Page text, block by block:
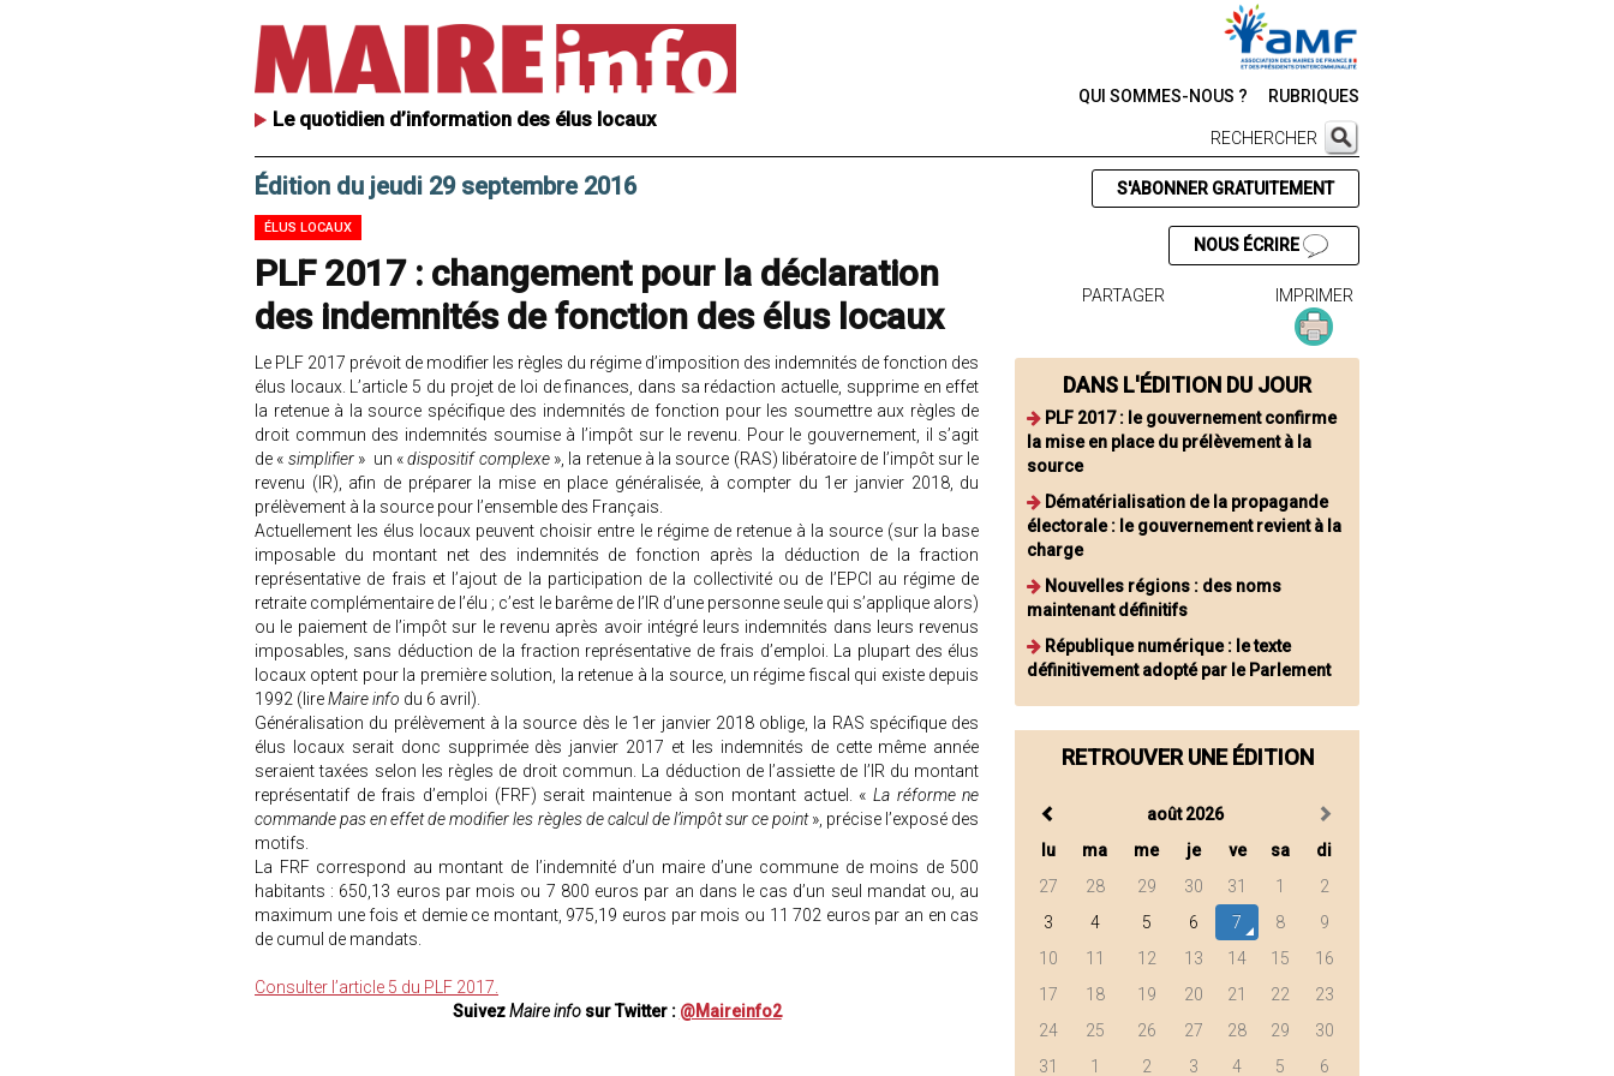
Le quotidien d’information des élus locaux
QUI SOMMES-NOUS ? RUBRIQUES
RECHERCHER
Édition du jeudi 29 septembre 2016
ÉLUS LOCAUX
PLF 2017 : changement pour la déclaration
des indemnités de fonction des élus locaux
Le PLF 2017 prévoit de modifier les règles du régime d’imposition des indemnités de fonction des
élus locaux. L’article 5 du projet de loi de finances, dans sa rédaction actuelle, supprime en effet
la retenue à la source spécifique des indemnités de fonction pour les soumettre aux règles de
droit commun des indemnités soumise à l’impôt sur le revenu. Pour le gouvernement, il s’agit
de « simplifier» un «dispositif complexe», la retenue à la source (RAS) libératoire de l’impôt sur le
revenu (IR), afin de préparer la mise en place généralisée, à compter du 1er janvier 2018, du
prélèvement à la source pour l’ensemble des Français.
Actuellement les élus locaux peuvent choisir entre le régime de retenue à la source (sur la base
imposable du montant net des indemnités de fonction après la déduction de la fraction
représentative de frais et l’ajout de la participation de la collectivité ou de l’EPCI au régime de
retraite complémentaire de l’élu ; c’est le barême de l’IR d’une personne seule qui s’applique alors)
ou le paiement de l’impôt sur le revenu après avoir intégré leurs indemnités dans leurs revenus
imposables, sans déduction de la fraction représentative de frais d’emploi. La plupart des élus
locaux optent pour la première solution, la retenue à la source, un régime fiscal qui existe depuis
1992 (lireMaire info du 6 avril).
Généralisation du prélèvement à la source dès le 1er janvier 2018 oblige, la RAS spécifique des
élus locaux serait donc supprimée dès janvier 2017 et les indemnités de cette même année
seraient taxées selon les règles de droit commun. La déduction de l’assiette de l’IR du montant
représentatif de frais d’emploi (FRF) serait maintenue à son montant actuel. « La réforme ne
commande pas en effet de modifier les règles de calcul de l’impôt sur ce point», précise l’exposé des
motifs.
La FRF correspond au montant de l’indemnité d’un maire d’une commune de moins de 500
habitants : 650,13 euros par mois ou 7 800 euros par an dans le cas d’un seul mandat ou, au
maximum une fois et demie ce montant, 975,19 euros par mois ou 11 702 euros par an en cas
de cumul de mandats.
Consulter l’article 5 du PLF 2017.
SuivezMaire infosur Twitter : @Maireinfo2
S'ABONNER GRATUITEMENT
NOUS ÉCRIRE
PARTAGER IMPRIMER
DANS L'ÉDITION DU JOUR
PLF 2017 : le gouvernement confirme
la mise en place du prélèvement à la
source
Dématérialisation de la propagande
électorale : le gouvernement revient à la
charge
Nouvelles régions : des noms
maintenant définitifs
République numérique : le texte
définitivement adopté par le Parlement
RETROUVER UNE ÉDITION
août 2026
lu
ma me je ve sa
di
27
28 29 30 31 1
2
3
4 5 6 7 8
9
10
11 12 13 14 15
16
17
18 19 20 21 22
23
24
25 26 27 28 29
30
31
1 2 3 4 5 6